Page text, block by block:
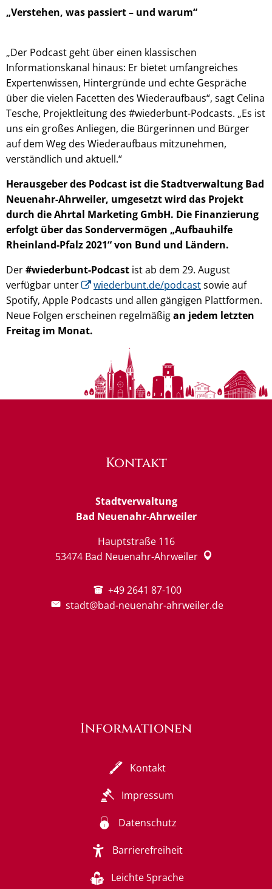
„Verstehen, was passiert – und warum“
„Der Podcast geht über einen klassischen
Informationskanal hinaus: Er bietet umfangreiches
Expertenwissen, Hintergründe und echte Gespräche
über die vielen Facetten des Wiederaufbaus“, sagt Celina
Tesche, Projektleitung des #wiederbunt-Podcasts. „Es ist
uns ein großes Anliegen, die Bürgerinnen und Bürger
auf dem Weg des Wiederaufbaus mitzunehmen,
verständlich und aktuell.“
Herausgeber des Podcast ist die Stadtverwaltung Bad
Neuenahr-Ahrweiler, umgesetzt wird das Projekt
durch die Ahrtal Marketing GmbH. Die Finanzierung
erfolgt über das Sondervermögen „Aufbauhilfe
Rheinland-Pfalz 2021“ von Bund und Ländern.
Der#wiederbunt-Podcast ist ab dem 29. August
verfügbar unter
wiederbunt.de/podcastsowie auf
Spotify, Apple Podcasts und allen gängigen Plattformen.
Neue Folgen erscheinen regelmäßigan jedem letzten
Freitag im Monat.
Kontakt
Stadtverwaltung
Bad Neuenahr-Ahrweiler
Hauptstraße 116
53474 Bad Neuenahr-Ahrweiler
+49 2641 87-100
stadt@bad-neuenahr-ahrweiler.de
Informationen
Kontakt
Impressum
Datenschutz
Barrierefreiheit
Leichte Sprache